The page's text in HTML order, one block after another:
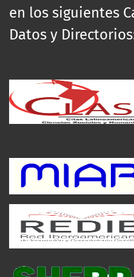
en los siguientes
Datos y